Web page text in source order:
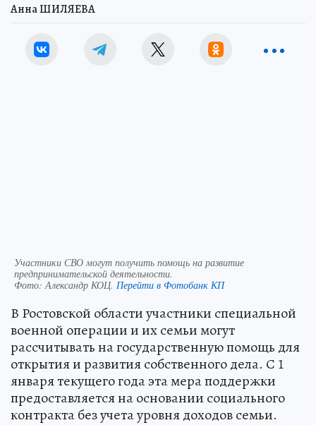
Анна ШИЛЯЕВА
Участники СВО могут получить помощь на развитие
предпринимательской деятельности.
Фото: Александр КОЦ. Перейти в Фотобанк КП
В Ростовской области участники специальной
военной операции и их семьи могут
рассчитывать на государственную помощь для
открытия и развития собственного дела. С 1
января текущего года эта мера поддержки
предоставляется на основании социального
контракта без учета уровня доходов семьи.